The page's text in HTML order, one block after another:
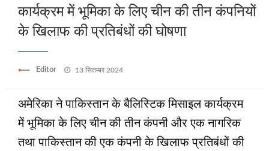
कार्यक्रम में भूमिका के लिए चीन की तीन कंपनियों
के खिलाफ की प्रतिबंधों की घोषणा
Editor
Posted
13 सितम्बर 2024
अमेरिका ने पाकिस्तान के बैलिस्टिक मिसाइल कार्यक्रम
में भूमिका के लिए चीन की तीन कंपनी और एक नागरिक
तथा पाकिस्तान की एक कंपनी के खिलाफ प्रतिबंधों की